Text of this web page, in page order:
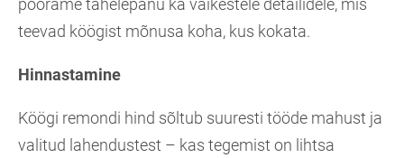
pöörame tähelepanu ka väikestele detailidele, mis
teevad köögist mõnusa koha, kus kokata.
Hinnastamine
Köögi remondi hind sõltub suuresti tööde mahust ja
valitud lahendustest – kas tegemist on lihtsa